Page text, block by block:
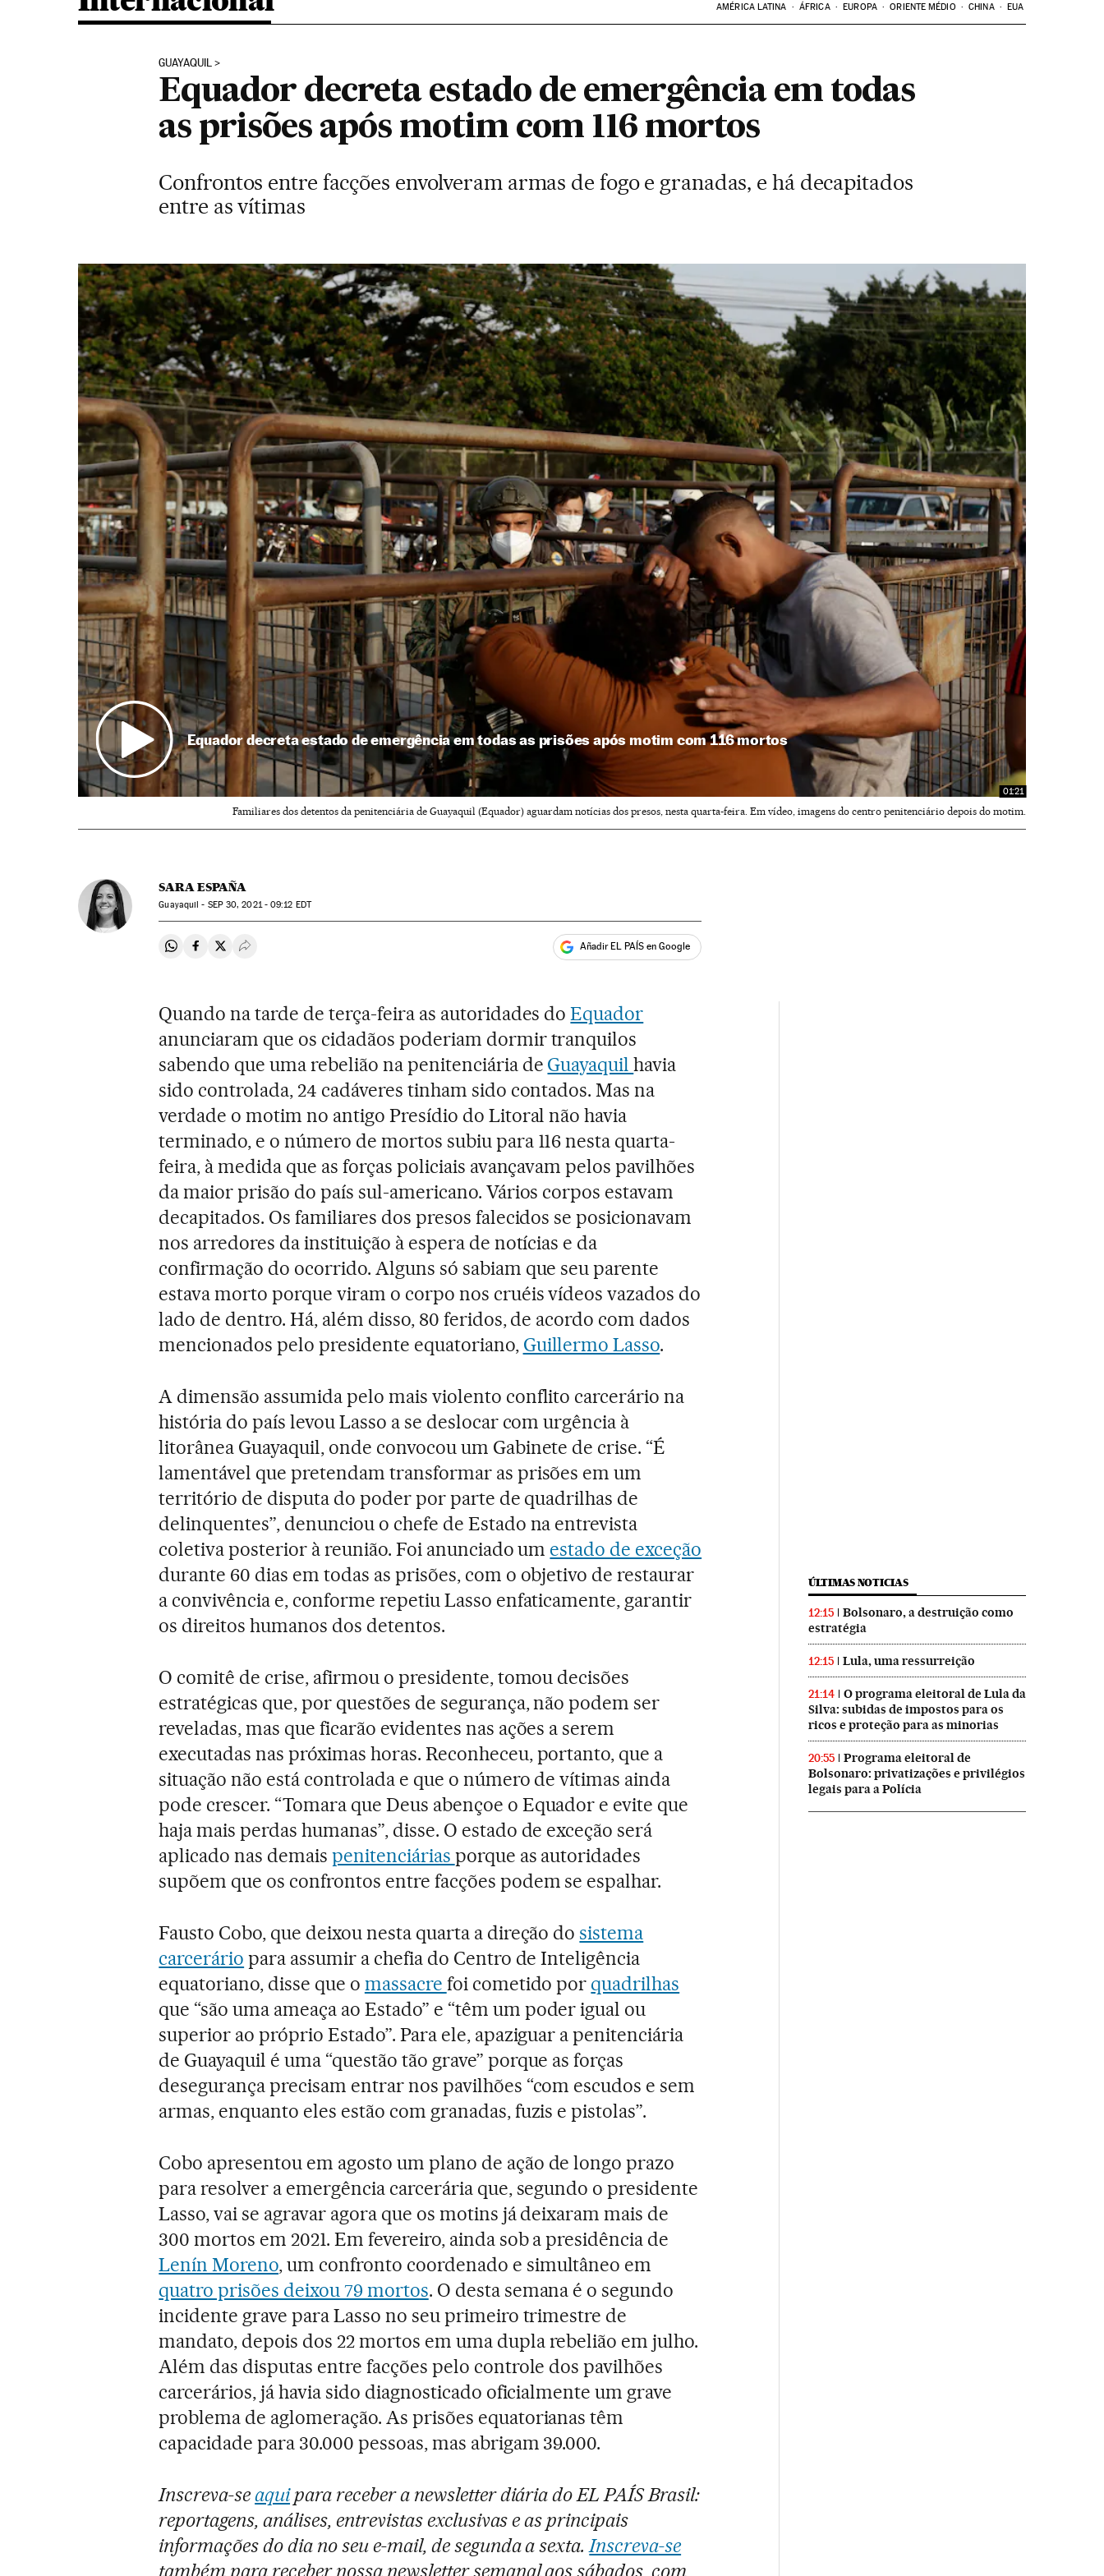
AMÉRICA LATINA ÁFRICA EUROPA ORIENTE MÉDIO CHINA EUA
GUAYAQUIL
Equador decreta estado de emergência em todas
as prisões após motim com 116 mortos
Confrontos entre facções envolveram armas de fogo e granadas, e há decapitados
entre as vítimas
01:21
Equador decreta estado de emergência em todas as prisões após motim com 116 mortos
Familiares dos detentos da penitenciária de Guayaquil (Equador) aguardam notícias dos presos, nesta quarta-feira. Em vídeo, imagens do centro penitenciário depois do motim.
SARA ESPAÑA
Guayaquil - SEP30, 2021 - 09:12 EDT
Compartir en Whatsapp
Compartir en Facebook
Compartir en Twitter
Desplegar Redes Sociales Añadir EL PAÍS en Google
Quando na tarde de terça-feira as autoridades doEquador
anunciaram que os cidadãos poderiam dormir tranquilos
sabendo que uma rebelião na penitenciária de Guayaquilhavia
sido controlada, 24 cadáveres tinham sido contados. Mas na
verdade o motim no antigo Presídio do Litoral não havia
terminado, e o número de mortos subiu para 116 nesta quarta-
feira, à medida que as forças policiais avançavam pelos pavilhões
da maior prisão do país sul-americano. Vários corpos estavam
decapitados. Os familiares dos presos falecidos se posicionavam
nos arredores da instituição à espera de notícias e da
confirmação do ocorrido. Alguns só sabiam que seu parente
estava morto porque viram o corpo nos cruéis vídeos vazados do
lado de dentro. Há, além disso, 80 feridos, de acordo com dados
mencionados pelo presidente equatoriano, Guillermo Lasso.
A dimensão assumida pelo mais violento conflito carcerário na
história do país levou Lasso a se deslocar com urgência à
litorânea Guayaquil, onde convocou um Gabinete de crise. “É
lamentável que pretendam transformar as prisões em um
território de disputa do poder por parte de quadrilhas de
delinquentes”, denunciou o chefe de Estado na entrevista
coletiva posterior à reunião. Foi anunciado um estado de exceção
durante 60 dias em todas as prisões, com o objetivo de restaurar
a convivência e, conforme repetiu Lasso enfaticamente, garantir
os direitos humanos dos detentos.
O comitê de crise, afirmou o presidente, tomou decisões
estratégicas que, por questões de segurança, não podem ser
reveladas, mas que ficarão evidentes nas ações a serem
executadas nas próximas horas. Reconheceu, portanto, que a
situação não está controlada e que o número de vítimas ainda
pode crescer. “Tomara que Deus abençoe o Equador e evite que
haja mais perdas humanas”, disse. O estado de exceção será
aplicado nas demais penitenciárias porque as autoridades
supõem que os confrontos entre facções podem se espalhar.
Fausto Cobo, que deixou nesta quarta a direção dosistema
carcerário para assumir a chefia do Centro de Inteligência
equatoriano, disse que o massacre foi cometido por quadrilhas
que “são uma ameaça ao Estado” e “têm um poder igual ou
superior ao próprio Estado”. Para ele, apaziguar a penitenciária
de Guayaquil é uma “questão tão grave” porque as forças
desegurança precisam entrar nos pavilhões “com escudos e sem
armas, enquanto eles estão com granadas, fuzis e pistolas”.
Cobo apresentou em agosto um plano de ação de longo prazo
para resolver a emergência carcerária que, segundo o presidente
Lasso, vai se agravar agora que os motins já deixaram mais de
300 mortos em 2021. Em fevereiro, ainda sob a presidência de
Lenín Moreno, um confronto coordenado e simultâneo em
quatro prisões deixou 79 mortos. O desta semana é o segundo
incidente grave para Lasso no seu primeiro trimestre de
mandato, depois dos 22 mortos em uma dupla rebelião em julho.
Além das disputas entre facções pelo controle dos pavilhões
carcerários, já havia sido diagnosticado oficialmente um grave
problema de aglomeração. As prisões equatorianas têm
capacidade para 30.000 pessoas, mas abrigam 39.000.
Inscreva-seaquipara receber a newsletter diária do EL PAÍS Brasil:
reportagens, análises, entrevistas exclusivas e as principais
informações do dia no seu e-mail, de segunda a sexta.Inscreva-se
também para receber nossa newsletter semanal aos sábados, com
ÚLTIMAS NOTICIAS
12:15
Bolsonaro, a destruição como
estratégia
12:15 Lula, uma ressurreição
21:14
O programa eleitoral de Lula da
Silva: subidas de impostos para os
ricos e proteção para as minorias
20:55
Programa eleitoral de
Bolsonaro: privatizações e privilégios
legais para a Polícia